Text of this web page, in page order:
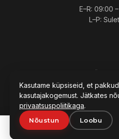
PAKKUMINE:
E–R: 09:00
L–P:
Kasutame küpsiseid, et
kasutajakogemust. Jätkates
privaatsuspoliitikaga.
Nõustun Loobu